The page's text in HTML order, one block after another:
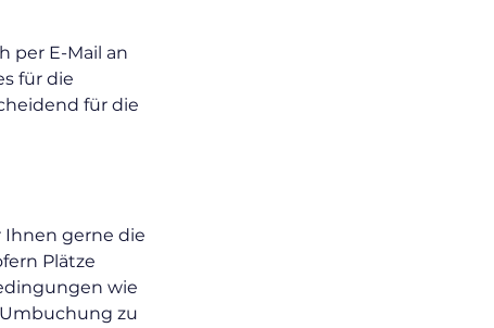
per E-Mail an
für die
für die
gerne die
Plätze
wie
zu